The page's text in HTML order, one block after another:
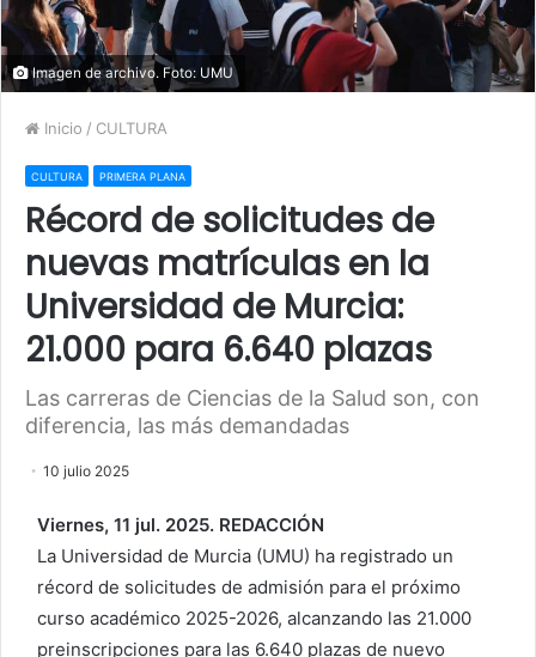
Imagen de archivo. Foto: UMU
Inicio / CULTURA
CULTURA PRIMERA PLANA
Récord de solicitudes de
nuevas matrículas en la
Universidad de Murcia:
21.000 para 6.640 plazas
Las carreras de Ciencias de la Salud son, con
diferencia, las más demandadas
10 julio 2025
Viernes, 11 jul. 2025. REDACCIÓN
La Universidad de Murcia (UMU) ha registrado un
récord de solicitudes de admisión para el próximo
curso académico 2025-2026, alcanzando las 21.000
preinscripciones para las 6.640 plazas de nuevo